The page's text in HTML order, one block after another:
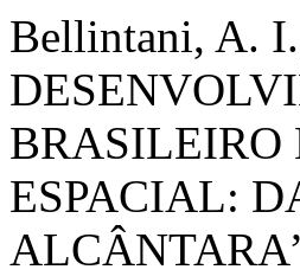
Bellintani, A.
BRASILEIRO
ESPACIAL: